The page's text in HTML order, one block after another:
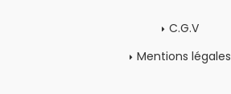
C.G.V
Mentions légales